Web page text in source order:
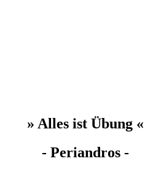
» Alles ist Übung «
- Periandros -